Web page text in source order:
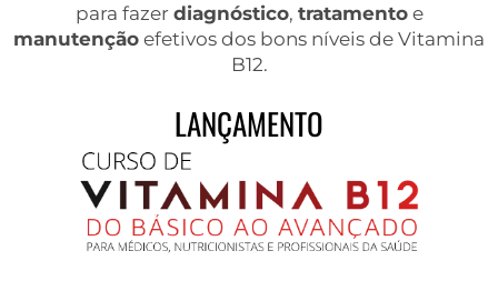
para fazer diagnóstico, tratamentoe
manutenção efetivos dos bons níveis de Vitamina
B12.
LANÇAMENTO